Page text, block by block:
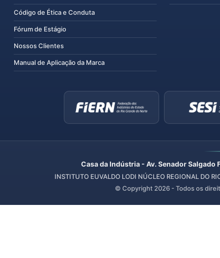
Código de Ética e Conduta
Fórum de Estágio
Nossos Clientes
Manual de Aplicação da Marca
Casa da Indústria - Av. Senador
INSTITUTO EUVALDO LODI NÚCLEO REGIONAL DO
© Copyright 2026 - Todos os